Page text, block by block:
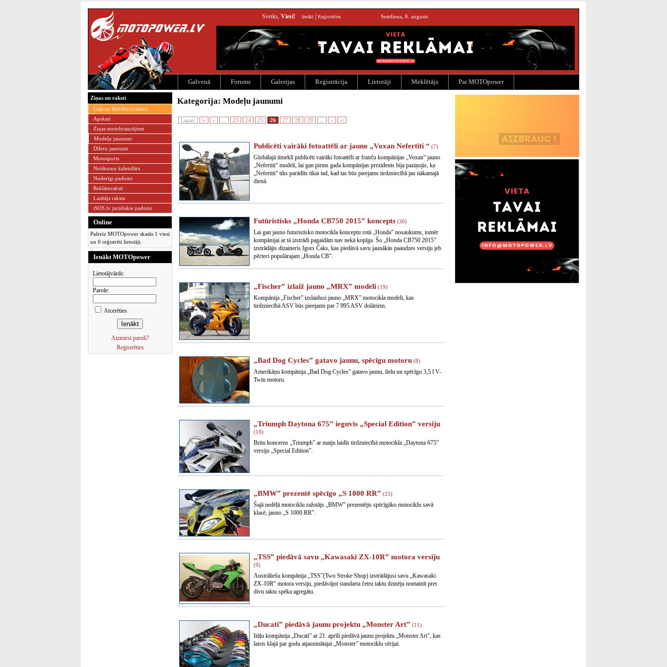
Sveiks, Viesi! Ienākt Reģistrēties Sestdiena, 8. augusts
Galvenā Forums Galerijas Reģistrācija Lietotāji Meklētājs Par MOTOpower
Ziņas un raksti
Ceļā uz Brīvību (video)
Apskati
Ziņas motobraucējiem
Modeļu jaunumi
Dīleru jaunumi
Motosports
Notikumu kalendārs
Noderīgi padomi
Reklāmraksti
Lasītājs raksta
iSOS.lv juridiskie padomi
Online
Pašreiz MOTOpower skatās 1 viesi
un 0 reģistrēti lietotāji.
Ienākt MOTOpower
Lietotājvārds:
Parole:
Atcerēties
Aizmirsi paroli?
Reģistrēties
Kategorija: Modeļu jaunumi
Lapas: |« « 23 24 25 26 27 28 29 » »|
Publicēti vairāki fotoattēli ar jauno „Voxan Nefertiti “ (7)
Globālajā tīmeklī publicēti vairāki fotoattēli ar franču kompānijas „Voxan“ jauno
„Nefertiti“ modeli, lai gan pirms gada kompānijas prezidents bija paziņojis, ka
„Nefertiti“ tiks parādīts tikai tad, kad tas būs pieejams tirdzniecībā jau nākamajā
dienā.
Futūristisks „Honda CB750 2015” koncepts (30)
Lai gan jauno futuristisko motocikla konceptu rotā „Honda” nosaukums, tomēr
kompānijai ar tā izstrādi pagaidām nav nekā kopīga. Šo „Honda CB750 2015”
izstrādājis dizaineris Igors Čaks, kas piedāvā savu jaunākās paaudzes versiju jeb
pēcteci populārajam „Honda CB”.
„Fischer” izlaiž jauno „MRX” modeli (19)
Kompānija „Fischer” izslaidusi jauno „MRX” motocikla modeli, kas
tirdzniecībā ASV būs pieejams par 7 995 ASV dolāriem.
„Bad Dog Cycles” gatavo jaunu, spēcīgu motoru (8)
Amerikāņu kompānija „Bad Dog Cycles” gatavo jaunu, lielu un spēcīgu 3,5 l V-
Twin motoru.
„Triumph Daytona 675” ieguvis „Special Edition” versiju
(10)
Britu koncerns „Triumph” ar maiju laidīs tirdzniecībā motocikla „Daytona 675”
versiju „Special Edition”.
„BMW” prezentē spēcīgo „S 1000 RR” (25)
Šajā nedēļā motociklu ražotājs „BMW” prezentējis spēcīgāko motociklu savā
klasē, jauno „S 1000 RR”.
„TSS” piedāvā savu „Kawasaki ZX-10R” motora versiju
(9)
Austrāliešu kompānija „TSS”(Two Stroke Shop) izstrādājusi savu „Kawasaki
ZX-10R” motora versiju, piedāvājot standarta četru taktu dzinēju nomainīt pret
divu taktu spēka agregātu.
„Ducati” piedāvā jaunu projektu „Monster Art” (11)
Itāļu kompānija „Ducati” ar 21. aprīli piedāvā jaunu projektu „Monster Art”, kas
laists klajā par godu atjauninātajai „Monster” motociklu sērijai.